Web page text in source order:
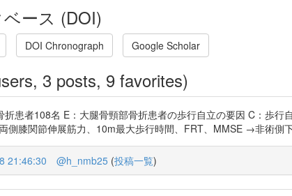
ース (DOI)
DOI Chronograph Google Scholar
3 posts, 9 favorites)
折患者108名 E：大腿骨頸部骨折患者の歩行自立の要因 C：歩
側膝関節伸展筋力、10m最大歩行時間、FRT、MMSE →非術側
21:46:30 @h_nmb25 (投稿一覧)